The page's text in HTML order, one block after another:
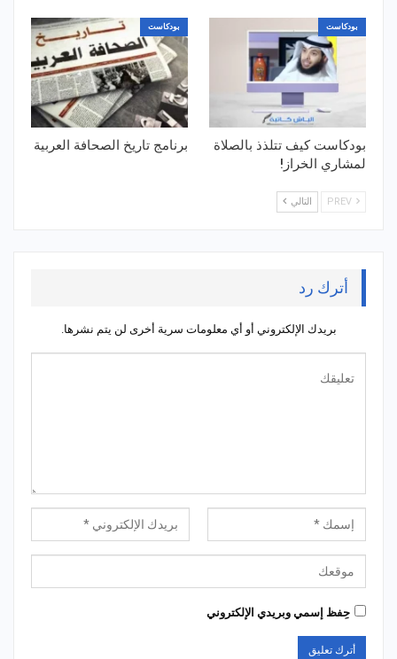
بودكاست
بودكاست كيف تتلذذ بالصلاة
لمشاري الخراز!
بودكاست
برنامج تاريخ الصحافة العربية
التالي
أترك رد
بريدك الإلكتروني أو أي معلومات سرية أخرى لن يتم نشرها.
حِفظ إسمي وبريدي الإلكتروني